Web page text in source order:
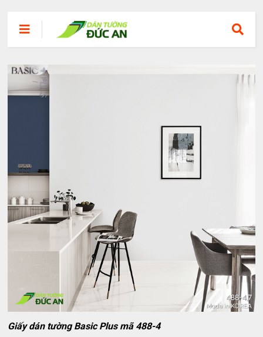
Giấy dán tường Basic Plus mã 488-4